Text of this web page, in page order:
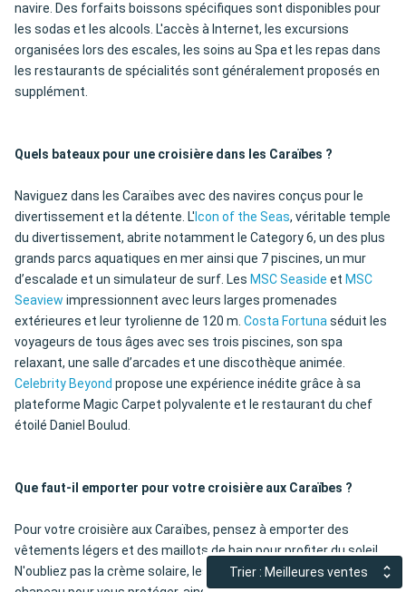
Trier : Meilleures ventes
navire. Des forfaits boissons spécifiques sont disponibles pour
les sodas et les alcools. L'accès à Internet, les excursions
organisées lors des escales, les soins au Spa et les repas dans
les restaurants de spécialités sont généralement proposés en
supplément.
Quels bateaux pour une croisière dans les Caraïbes ?
Naviguez dans les Caraïbes avec des navires conçus pour le
divertissement et la détente. L' Icon of the Seas, véritable temple
du divertissement, abrite notamment le Category 6, un des plus
grands parcs aquatiques en mer ainsi que 7 piscines, un mur
d’escalade et un simulateur de surf. Les MSC Seaside et MSC
Seaview impressionnent avec leurs larges promenades
extérieures et leur tyrolienne de 120 m. Costa Fortunaséduit les
voyageurs de tous âges avec ses trois piscines, son spa
relaxant, une salle d’arcades et une discothèque animée.
Celebrity Beyond propose une expérience inédite grâce à sa
plateforme Magic Carpet polyvalente et le restaurant du chef
étoilé Daniel Boulud.
Que faut-il emporter pour votre croisière aux Caraïbes ?
Pour votre croisière aux Caraïbes, pensez à emporter des
vêtements légers et des maillots de bain pour profiter du soleil.
N'oubliez pas la crème solaire, les lunettes de soleil et un